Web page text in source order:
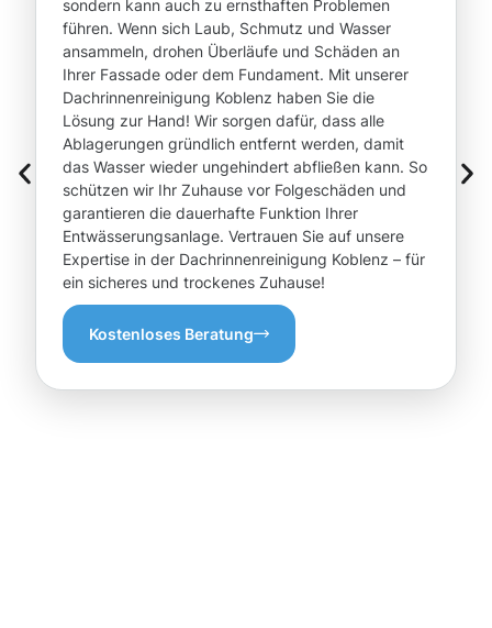
sondern kann auch zu ernsthaften Problemen
führen. Wenn sich Laub, Schmutz und Wasser
ansammeln, drohen Überläufe und Schäden an
Ihrer Fassade oder dem Fundament. Mit unserer
Dachrinnenreinigung Koblenz haben Sie die
Lösung zur Hand! Wir sorgen dafür, dass alle
Ablagerungen gründlich entfernt werden, damit
das Wasser wieder ungehindert abfließen kann. So
schützen wir Ihr Zuhause vor Folgeschäden und
garantieren die dauerhafte Funktion Ihrer
Entwässerungsanlage. Vertrauen Sie auf unsere
Expertise in der Dachrinnenreinigung Koblenz – für
ein sicheres und trockenes Zuhause!
Kostenloses Beratung